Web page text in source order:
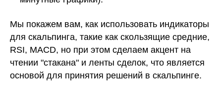
Мы покажем вам, как использовать индикаторы
для скальпинга, такие как скользящие средние,
RSI, MACD, но при этом сделаем акцент на
чтении "стакана" и ленты сделок, что является
основой для принятия решений в скальпинге.